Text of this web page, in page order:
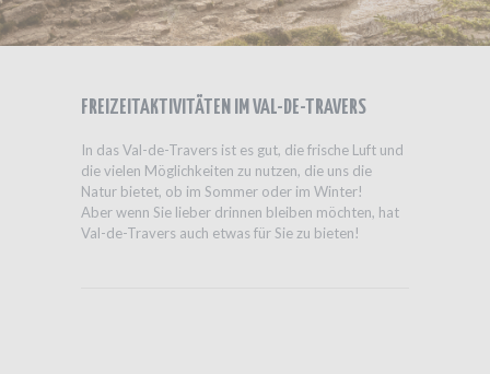
FREIZEITAKTIVITÄTEN IM VAL-DE-TRAVERS
In das Val-de-Travers ist es gut, die frische Luft und
die vielen Möglichkeiten zu nutzen, die uns die
Natur bietet, ob im Sommer oder im Winter!
Aber wenn Sie lieber drinnen bleiben möchten, hat
Val-de-Travers auch etwas für Sie zu bieten!